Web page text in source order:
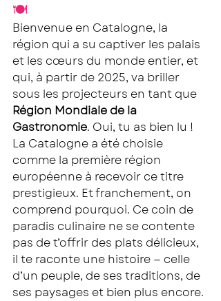
🍽
Bienvenue en Catalogne, la
région qui a su captiver les palais
et les cœurs du monde entier, et
qui, à partir de 2025, va briller
sous les projecteurs en tant que
Région Mondiale de la
Gastronomie. Oui, tu as bien lu !
La Catalogne a été choisie
comme la première région
européenne à recevoir ce titre
prestigieux. Et franchement, on
comprend pourquoi. Ce coin de
paradis culinaire ne se contente
pas de t’offrir des plats délicieux,
il te raconte une histoire — celle
d’un peuple, de ses traditions, de
ses paysages et bien plus encore.